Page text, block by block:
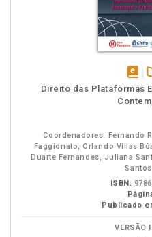
em
Direito das Plataformas
Coordenadores: Fernando
Faggionato, Orlando Villas
Duarte Fernandes, Juliana
ISBN:
Publicado
VERSÃO